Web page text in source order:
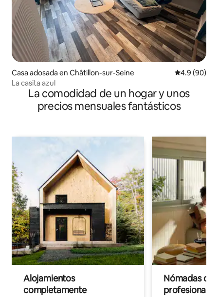
Casa adosada en Châtillon-sur-Seine Calificación
4.9 (90)
La casita azul
La comodidad de un hogar y unos
precios mensuales fantásticos
Alojamientos
completamente
Nómadas